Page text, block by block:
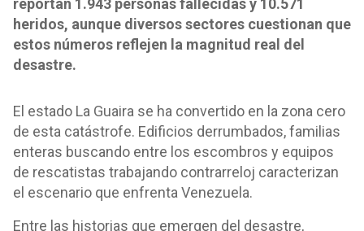
reportan 1.943 personas fallecidas y 10.571
heridos, aunque diversos sectores cuestionan que
estos números reflejen la magnitud real del
desastre.
El estado La Guaira se ha convertido en la zona cero
de esta catástrofe. Edificios derrumbados, familias
enteras buscando entre los escombros y equipos
de rescatistas trabajando contrarreloj caracterizan
el escenario que enfrenta Venezuela.
Entre las historias que emergen del desastre,